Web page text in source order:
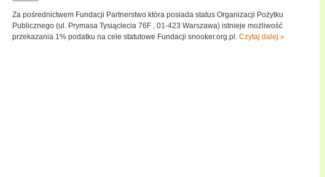
Za pośrednictwem Fundacji Partnerstwo która posiada status Organizacji Pożytku
Publicznego (ul. Prymasa Tysiąclecia 76F , 01-423 Warszawa) istnieje możliwość
przekazania 1% podatku na cele statutowe Fundacji snooker.org.pl. Czytaj dalej »